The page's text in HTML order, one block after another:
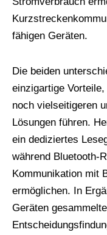
fähigen Geräten.
Die beiden
einzigartige
noch vielseitigeren
Lösungen führen.
ein dediziertes
während Bluetooth-
Kommunikation mit
ermöglichen. In
Geräten